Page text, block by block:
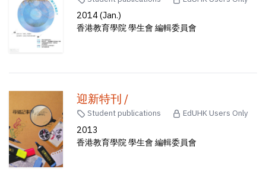
2014 (Jan.)
香港教育學院 學生會 編輯委員會
迎新特刊 /
Student publications EdUHK Users Only
2013
香港教育學院 學生會 編輯委員會